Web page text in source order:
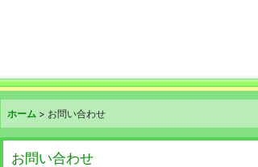
ホーム > お問い合わせ
お問い合わせ